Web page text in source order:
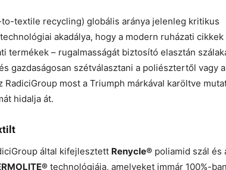
textile recycling) globális aránya jelenleg kritikus
akadálya, hogy a modern ruházati cikkek
termékek – rugalmasságát biztosító elasztán
gazdaságosan szétválasztani a poliésztertől vagy a
RadiciGroup most a Triumph márkával karöltve
hidalja át.
által kifejlesztett Renycle® poliamid szál és
technológiája, amelyeket immár 100%-ban